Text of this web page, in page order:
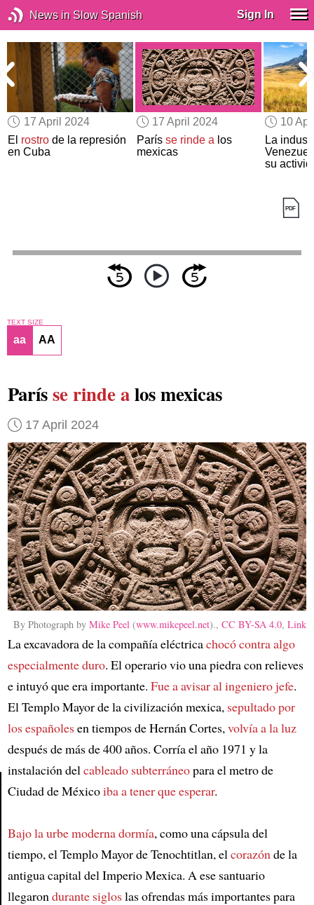
News in Slow Spanish Sign In
17 April 2024
El rostro de la represión
en Cuba
17 April 2024
París se rinde alos
mexicas
10
La
su
TEXT SIZE
aa AA
Parísse rinde alos mexicas
17 April 2024
By Photograph byMike Peel (www.mikepeel.net).,CC BY-SA 4.0,Link
La excavadora de la compañía eléctricachocó contra algo
especialmente duro. El operario vio una piedra con relieves
e intuyó que era importante. Fue a avisar al ingeniero jefe.
El Templo Mayor de la civilización mexica, sepultado por
los españolesen tiempos de Hernán Cortes,volvía a la luz
después de más de 400 años. Corría el año 1971 y la
instalación delcableado subterráneopara el metro de
Ciudad de Méxicoiba a tener que esperar.
Bajo la urbe moderna dormía, como una cápsula del
tiempo, el Templo Mayor de Tenochtitlan, elcorazónde la
antigua capital del Imperio Mexica. A ese santuario
llegarondurante sigloslas ofrendas más importantes para